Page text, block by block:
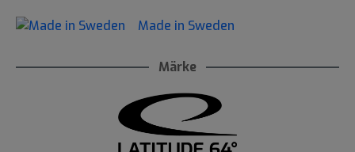
Made in Sweden
Märke